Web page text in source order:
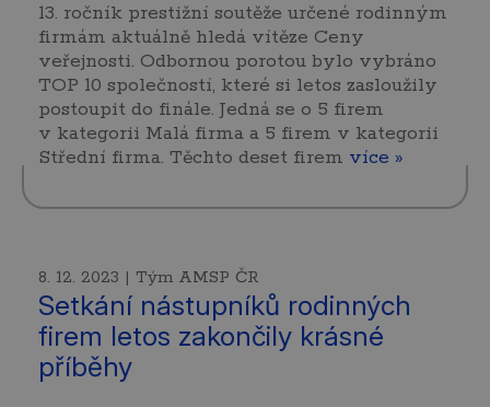
13. ročník prestižní soutěže určené rodinným
firmám aktuálně hledá vítěze Ceny
veřejnosti. Odbornou porotou bylo vybráno
TOP 10 společností, které si letos zasloužily
postoupit do finále. Jedná se o 5 firem
v kategorii Malá firma a 5 firem v kategorii
Střední firma. Těchto deset firem více »
8. 12. 2023 | Tým AMSP ČR
Setkání nástupníků rodinných
firem letos zakončily krásné
příběhy